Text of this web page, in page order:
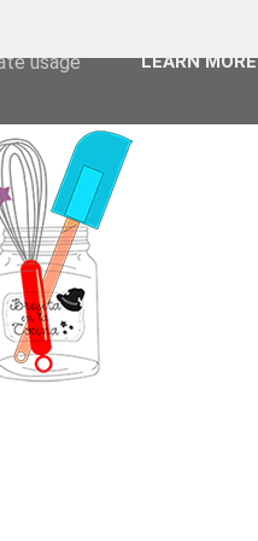
agent
usage
LEARN MORE